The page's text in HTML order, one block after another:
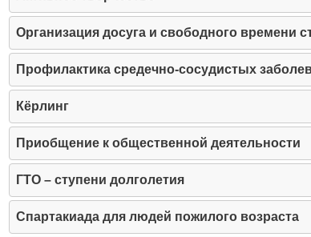
Организация досуга и свободного времени
Профилактика средечно-сосудистых
Кёрлинг
Приобщение к общественной деятельности
ГТО – ступени долголетия
Спартакиада для людей пожилого возраста